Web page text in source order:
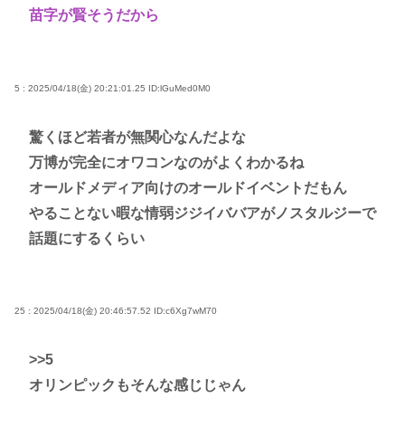
苗字が賢そうだから
5 : 2025/04/18(金) 20:21:01.25 ID:lGuMed0M0
驚くほど若者が無関心なんだよな
万博が完全にオワコンなのがよくわかるね
オールドメディア向けのオールドイベントだもん
やることない暇な情弱ジジイババアがノスタルジーで
話題にするくらい
25 : 2025/04/18(金) 20:46:57.52 ID:c6Xg7wM70
>>5
オリンピックもそんな感じじゃん